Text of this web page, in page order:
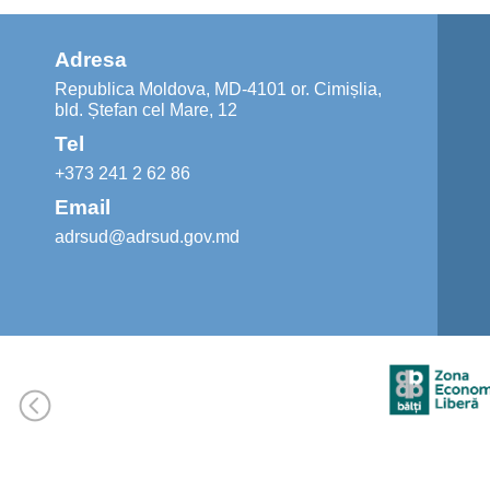
Adresa
Republica Moldova, MD-4101 or. Cimișlia,
bld. Ștefan cel Mare, 12
Tel
+373 241 2 62 86
Email
adrsud@adrsud.gov.md